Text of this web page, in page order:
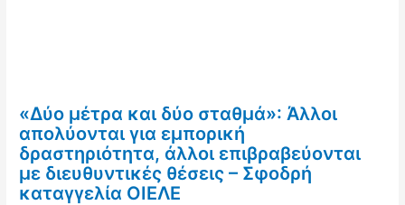
«Δύο μέτρα και δύο σταθμά»: Άλλοι
απολύονται για εμπορική
δραστηριότητα, άλλοι επιβραβεύονται
με διευθυντικές θέσεις – Σφοδρή
καταγγελία ΟΙΕΛΕ